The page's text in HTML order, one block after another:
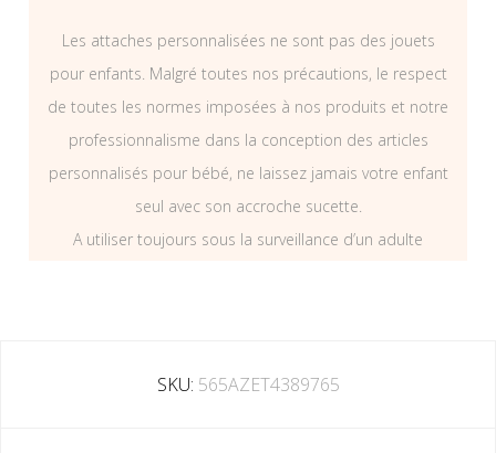
Les attaches personnalisées ne sont pas des jouets
pour enfants. Malgré toutes nos précautions, le respect
de toutes les normes imposées à nos produits et notre
professionnalisme dans la conception des articles
personnalisés pour bébé, ne laissez jamais votre enfant
seul avec son accroche sucette.
A utiliser toujours sous la surveillance d’un adulte
SKU: 565AZET4389765